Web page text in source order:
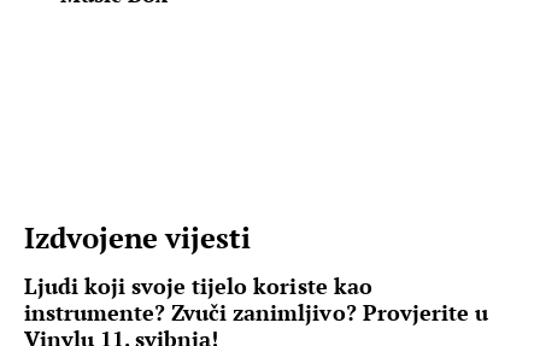
Izdvojene vijesti
Ljudi koji svoje tijelo koriste kao
instrumente? Zvuči zanimljivo? Provjerite u
Vinylu 11. svibnja!